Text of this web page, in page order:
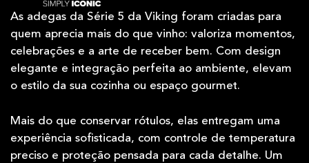
As adegas da Série 5 da Viking foram criadas para
quem aprecia mais do que vinho: valoriza momentos,
celebrações e a arte de receber bem. Com design
elegante e integração perfeita ao ambiente, elevam
o estilo da sua cozinha ou espaço gourmet.
Mais do que conservar rótulos, elas entregam uma
experiência sofisticada, com controle de temperatura
preciso e proteção pensada para cada detalhe. Um